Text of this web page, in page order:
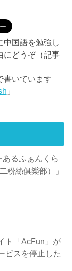
中国語を勉強し
にどうぞ（記事
書いています
」
あるふぁんくら
粉絲俱樂部）」
ト「AcFun」が
ビスを停止した